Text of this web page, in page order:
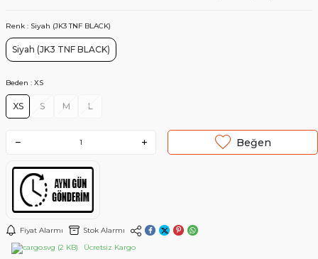
Renk : Siyah (JK3 TNF BLACK)
Siyah (JK3 TNF BLACK)
Beden : XS
XS S M L
Beğen
Fiyat Alarmı
Stok Alarmı
Ücretsiz Kargo